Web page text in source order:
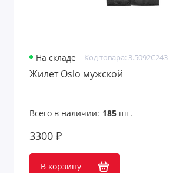
На складе Код товара: 3.5092С243
Жилет Oslo мужской
Всего в наличии: 185шт.
3300 ₽
В корзину